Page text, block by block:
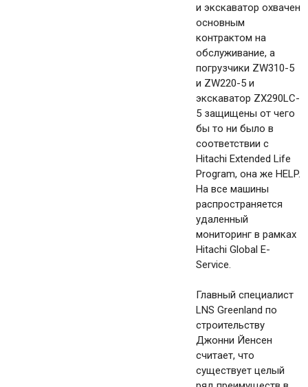
и экскаватор охвачен
основным
контрактом на
обслуживание, а
погрузчики ZW310-5
и ZW220-5 и
экскаватор ZX290LC-
5 защищены от чего
бы то ни было в
соответствии с
Hitachi Extended Life
Program, она же HELP.
На все машины
распространяется
удаленный
мониторинг в рамках
Hitachi Global E-
Service.
Главный специалист
LNS Greenland по
строительству
Джонни Йенсен
считает, что
существует целый